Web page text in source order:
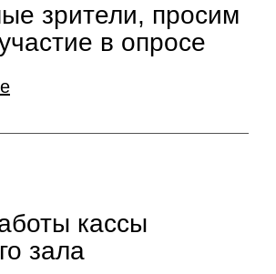
зрители, просим
в опросе
кассы
зала